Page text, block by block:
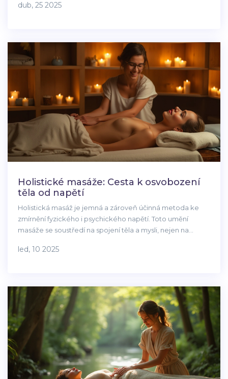
funguje, proč podporuje rovnováhu těla a mysli i jakými
abyste se cítili co nejlépe. Pro koho je vhodná a kdy na ni
raději nechodit? Čtěte dál.
dub, 25 2025
Holistické masáže: Cesta k osvobození
těla od napětí
Holistická masáž je jemná a zároveň účinná metoda ke
zmírnění fyzického i psychického napětí. Toto umění
masáže se soustředí na spojení těla a mysli, nejen na
pomoc při bolestech i stresu. Může také sloužit jako
led, 10 2025